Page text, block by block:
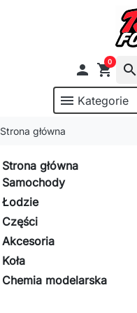
 shopping_cart
0
search
menu Kategorie
Strona główna
Strona główna
Samochody
Łodzie
Części
Akcesoria
Koła
Chemia modelarska